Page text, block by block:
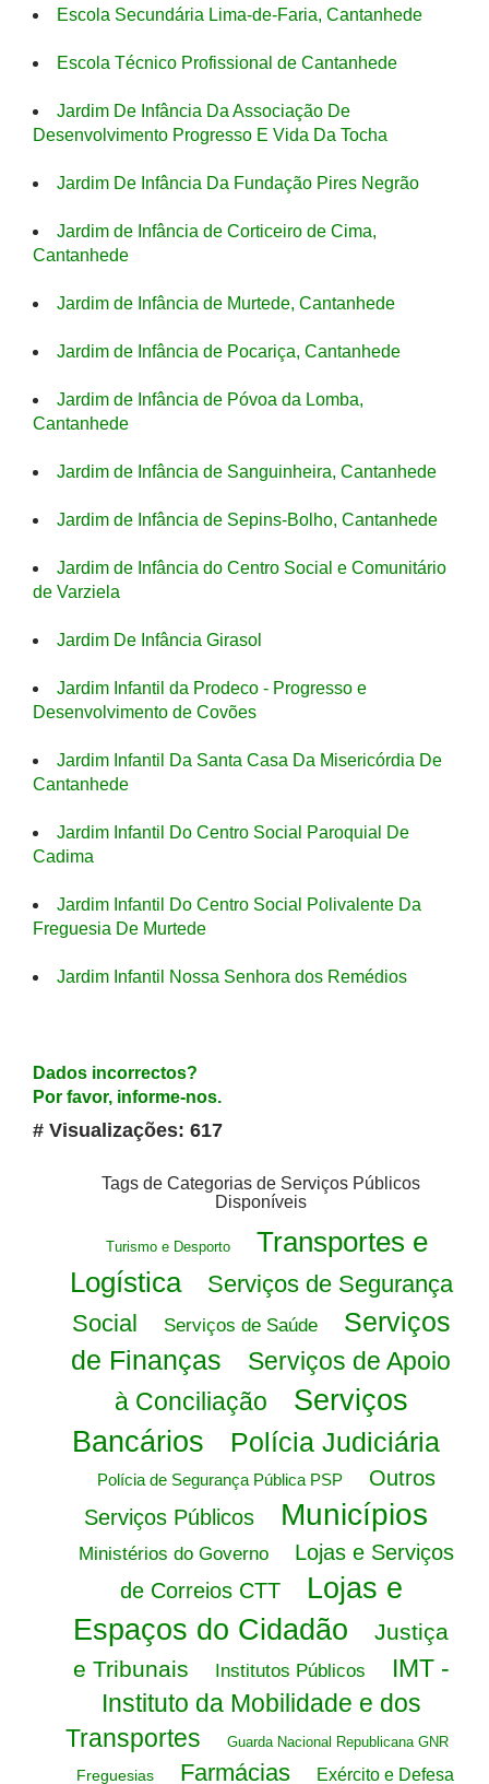
Escola Secundária Lima-de-Faria, Cantanhede
Escola Técnico Profissional de Cantanhede
Jardim De Infância Da Associação De
Desenvolvimento Progresso E Vida Da Tocha
Jardim De Infância Da Fundação Pires Negrão
Jardim de Infância de Corticeiro de Cima,
Cantanhede
Jardim de Infância de Murtede, Cantanhede
Jardim de Infância de Pocariça, Cantanhede
Jardim de Infância de Póvoa da Lomba,
Cantanhede
Jardim de Infância de Sanguinheira, Cantanhede
Jardim de Infância de Sepins-Bolho, Cantanhede
Jardim de Infância do Centro Social e Comunitário
de Varziela
Jardim De Infância Girasol
Jardim Infantil da Prodeco - Progresso e
Desenvolvimento de Covões
Jardim Infantil Da Santa Casa Da Misericórdia De
Cantanhede
Jardim Infantil Do Centro Social Paroquial De
Cadima
Jardim Infantil Do Centro Social Polivalente Da
Freguesia De Murtede
Jardim Infantil Nossa Senhora dos Remédios
Dados incorrectos?
Por favor, informe-nos.
# Visualizações: 617
Tags de Categorias de Serviços Públicos
Disponíveis
Turismo e Desporto
Transportes e
Logística
Serviços de Segurança
Social
Serviços de Saúde
Serviços
de Finanças
Serviços de Apoio
à Conciliação
Serviços
Bancários
Polícia Judiciária
Polícia de Segurança Pública PSP
Outros
Serviços Públicos
Municípios
Ministérios do Governo
Lojas e Serviços
de Correios CTT
Lojas e
Espaços do Cidadão
Justiça
e Tribunais
Institutos Públicos
IMT -
Instituto da Mobilidade e dos
Transportes
Guarda Nacional Republicana GNR
Freguesias Farmácias Exército e Defesa